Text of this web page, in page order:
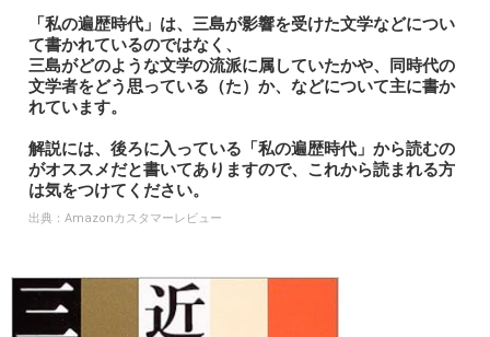
「私の遍歴時代」は、三島が影響を受けた文学などについ
て書かれているのではなく、
三島がどのような文学の流派に属していたかや、同時代の
文学者をどう思っている（た）か、などについて主に書か
れています。
解説には、後ろに入っている「私の遍歴時代」から読むの
がオススメだと書いてありますので、これから読まれる方
は気をつけてください。
出典： Amazonカスタマーレビュー